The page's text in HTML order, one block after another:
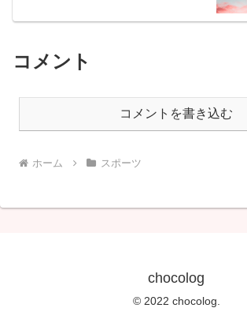
コメント
コメントを書き込む
ホーム スポーツ
chocolog
© 2022 chocolog.